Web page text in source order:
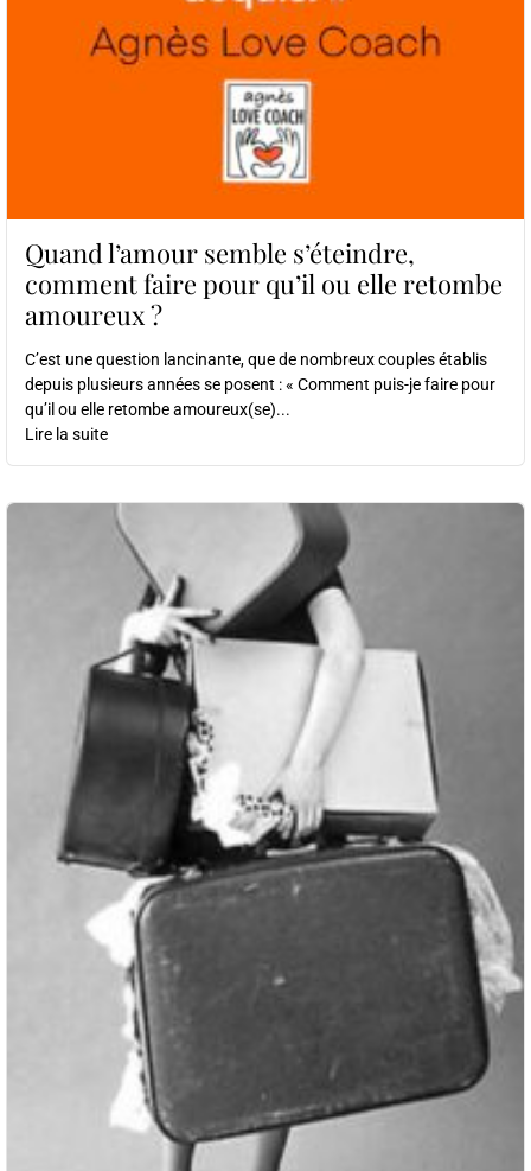
Quand l’amour semble s’éteindre,
comment faire pour qu’il ou elle retombe
amoureux ?
C’est une question lancinante, que de nombreux couples établis
depuis plusieurs années se posent : « Comment puis-je faire pour
qu’il ou elle retombe amoureux(se)...
Lire la suite